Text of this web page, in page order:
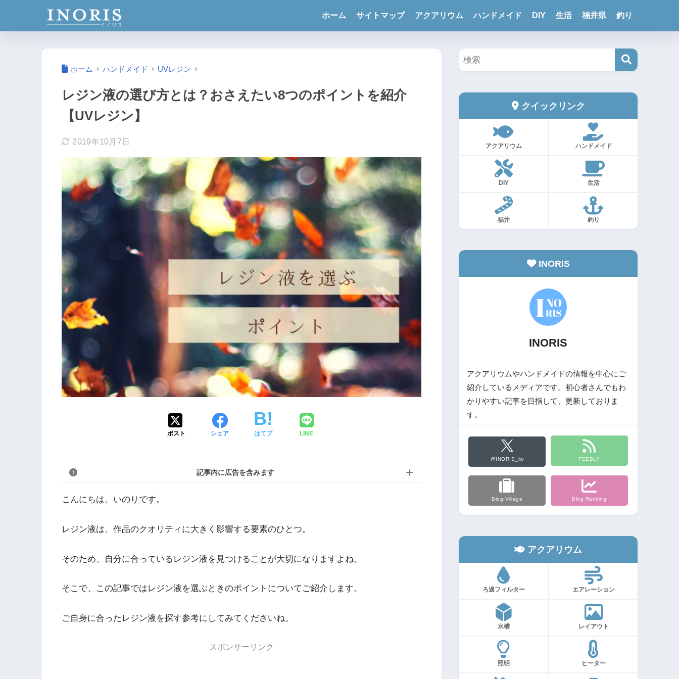
ホーム サイトマップ アクアリウム ハンドメイド DIY 生活 福井県 釣り
ホーム ハンドメイド UVレジン
レジン液の選び方とは？おさえたい8つのポイントを紹介
【UVレジン】
2019年10月7日
ポスト シェア はてブ LINE
記事内に広告を含みます
こんにちは、いのりです。
レジン液は、作品のクオリティに大きく影響する要素のひとつ。
そのため、自分に合っているレジン液を見つけることが大切になりますよね。
そこで、この記事ではレジン液を選ぶときのポイント についてご紹介します。
ご自身に合ったレジン液を探す参考にしてみてくださいね。
スポンサーリンク
クイックリンク
アクアリウム ハンドメイド
DIY 生活
福井 釣り
INORIS
INORIS
アクアリウムやハンドメイドの情報を中心にご
紹介しているメディアです。初心者さんでもわ
かりやすい記事を目指して、更新しておりま
す。
@INORIS_tw FEEDLY
Blog Village Blog Ranking
アクアリウム
ろ過フィルター エアレーション
水槽 レイアウト
照明 ヒーター